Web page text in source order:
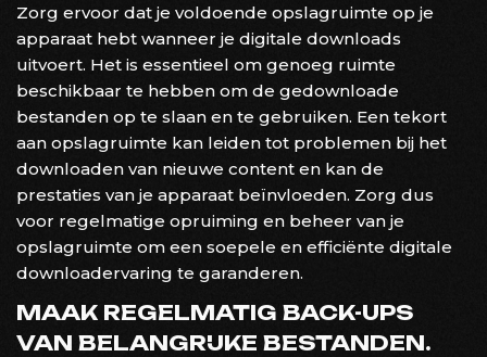
Zorg ervoor dat je voldoende opslagruimte op je
apparaat hebt wanneer je digitale downloads
uitvoert. Het is essentieel om genoeg ruimte
beschikbaar te hebben om de gedownloade
bestanden op te slaan en te gebruiken. Een tekort
aan opslagruimte kan leiden tot problemen bij het
downloaden van nieuwe content en kan de
prestaties van je apparaat beïnvloeden. Zorg dus
voor regelmatige opruiming en beheer van je
opslagruimte om een soepele en efficiënte digitale
downloadervaring te garanderen.
MAAK REGELMATIG BACK-UPS
VAN BELANGRIJKE BESTANDEN.